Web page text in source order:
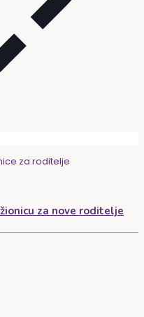
za roditelje
za nove roditelje